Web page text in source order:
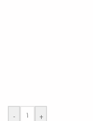
- +